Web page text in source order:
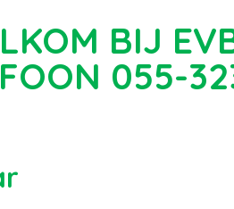
BIJ
055-